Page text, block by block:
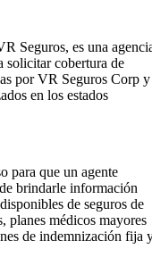
Seguros, es una
solicitar cobertura de
por VR Seguros Corp y
en los estados
para que un agente
brindarle información
de seguros de
planes médicos mayores
de indemnización fija